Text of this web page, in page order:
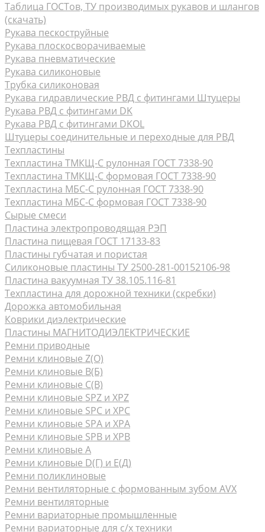
Таблица ГОСТов, ТУ производимых рукавов и шлангов
(скачать)
Рукава пескоструйные
Рукава плоскосворачиваемые
Рукава пневматические
Рукава силиконовые
Трубка силиконовая
Рукава гидравлические РВД с фитингами Штуцеры
Рукава РВД с фитингами DK
Рукава РВД с фитингами DKOL
Штуцеры соединительные и переходные для РВД
Техпластины
Техпластина ТМКЩ-С рулонная ГОСТ 7338-90
Техпластина ТМКЩ-С формовая ГОСТ 7338-90
Техпластина МБС-С рулонная ГОСТ 7338-90
Техпластина МБС-С формовая ГОСТ 7338-90
Сырые смеси
Пластина электропроводящая РЭП
Пластина пищевая ГОСТ 17133-83
Пластины губчатая и пористая
Силиконовые пластины ТУ 2500-281-00152106-98
Пластина вакуумная ТУ 38.105.116-81
Техпластина для дорожной техники (скребки)
Дорожка автомобильная
Коврики диэлектрические
Пластины МАГНИТОДИЭЛЕКТРИЧЕСКИЕ
Ремни приводные
Ремни клиновые Z(О)
Ремни клиновые В(Б)
Ремни клиновые С(В)
Ремни клиновые SPZ и XPZ
Ремни клиновые SPC и XPC
Ремни клиновые SPA и XPA
Ремни клиновые SPB и XPB
Ремни клиновые А
Ремни клиновые D(Г) и Е(Д)
Ремни поликлиновые
Ремни вентиляторные с формованным зубом AVX
Ремни вентиляторные
Ремни вариаторные промышленные
Ремни вариаторные для с/х техники